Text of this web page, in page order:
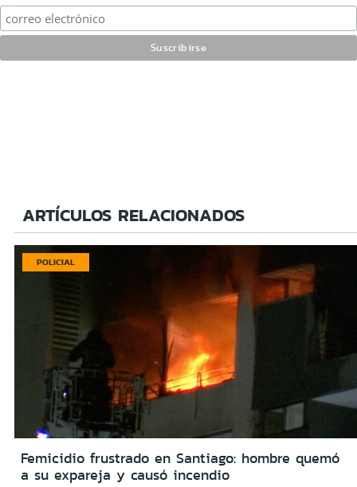
ARTÍCULOS RELACIONADOS
POLICIAL
Femicidio frustrado en Santiago: hombre quemó
a su expareja y causó incendio